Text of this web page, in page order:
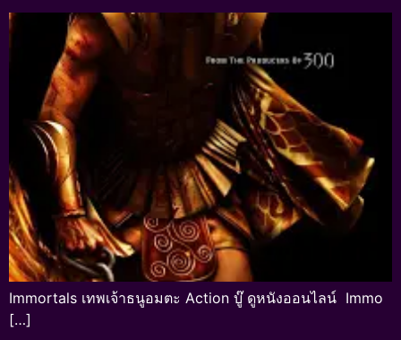
Immortals เทพเจ้าธนูอมตะ Action บู๊ ดูหนังออนไลน์ Immo
[…]